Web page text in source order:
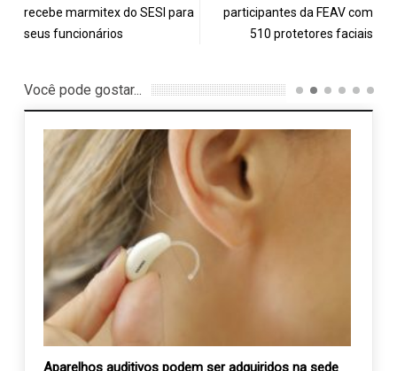
recebe marmitex do SESI para
seus funcionários
participantes da FEAV com
510 protetores faciais
Você pode gostar...
Aparelhos auditivos podem ser adquiridos na sede